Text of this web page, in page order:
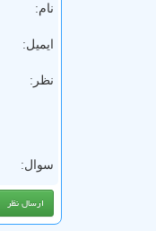
نام:
ایمیل:
نظر:
سوال: